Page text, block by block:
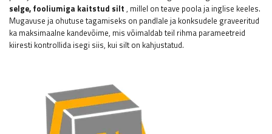
selge, fooliumiga kaitstud silt , millel on teave poola ja inglise keeles.
Mugavuse ja ohutuse tagamiseks on pandlale ja konksudele graveeritud
ka maksimaalne kandevõime, mis võimaldab teil rihma parameetreid
kiiresti kontrollida isegi siis, kui silt on kahjustatud.